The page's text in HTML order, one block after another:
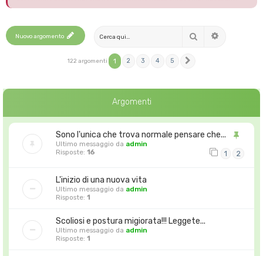
Nuovo argomento Cerca
122 argomenti 1 2 3 4 5
Argomenti
Sono l'unica che trova normale pensare che...
Ultimo messaggio da admin
Risposte: 16 1 2
L'inizio di una nuova vita
Ultimo messaggio da admin
Risposte: 1
Scoliosi e postura migiorata!!! Leggete...
Ultimo messaggio da admin
Risposte: 1